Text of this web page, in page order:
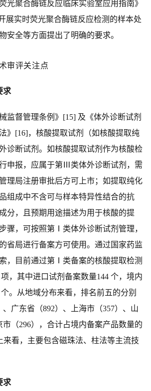
光聚合酶链反应临床实验室应用指南》
展实时荧光聚合酶链反应检测的样本处
安全等方面提出了明确的要求。
审评关注点
求
督管理条例》[15] 及《体外诊断试剂
》[16]，核酸提取试剂（如核酸提取纯
诊断试剂。如核酸提取试剂作为核酸检
申报，应属于第Ⅲ类体外诊断试剂，需
理局注册审批后方可上市；如提取纯化
组成中不含可与样本特异性结合的抗
分，且预期用途描述为用于核酸的提
骤，可按照第Ⅰ类体外诊断试剂管理，
省局进行备案方可使用。通过国家药监
，目前通过第Ⅰ类备案的核酸提取检测
，其中进口试剂备案数量144 个，境内
。从地域分布来看，排名前五的分别
、广东省（892）、上海市（357）、山
市（296），合计占境内备案产品数量的
来看，主要包含磁珠法、柱法等主流技
求